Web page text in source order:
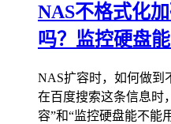
NAS不格式化
吗？监控硬盘能
NAS扩容时，如何做到
在百度搜索这条信息时
容”和“监控硬盘能不能